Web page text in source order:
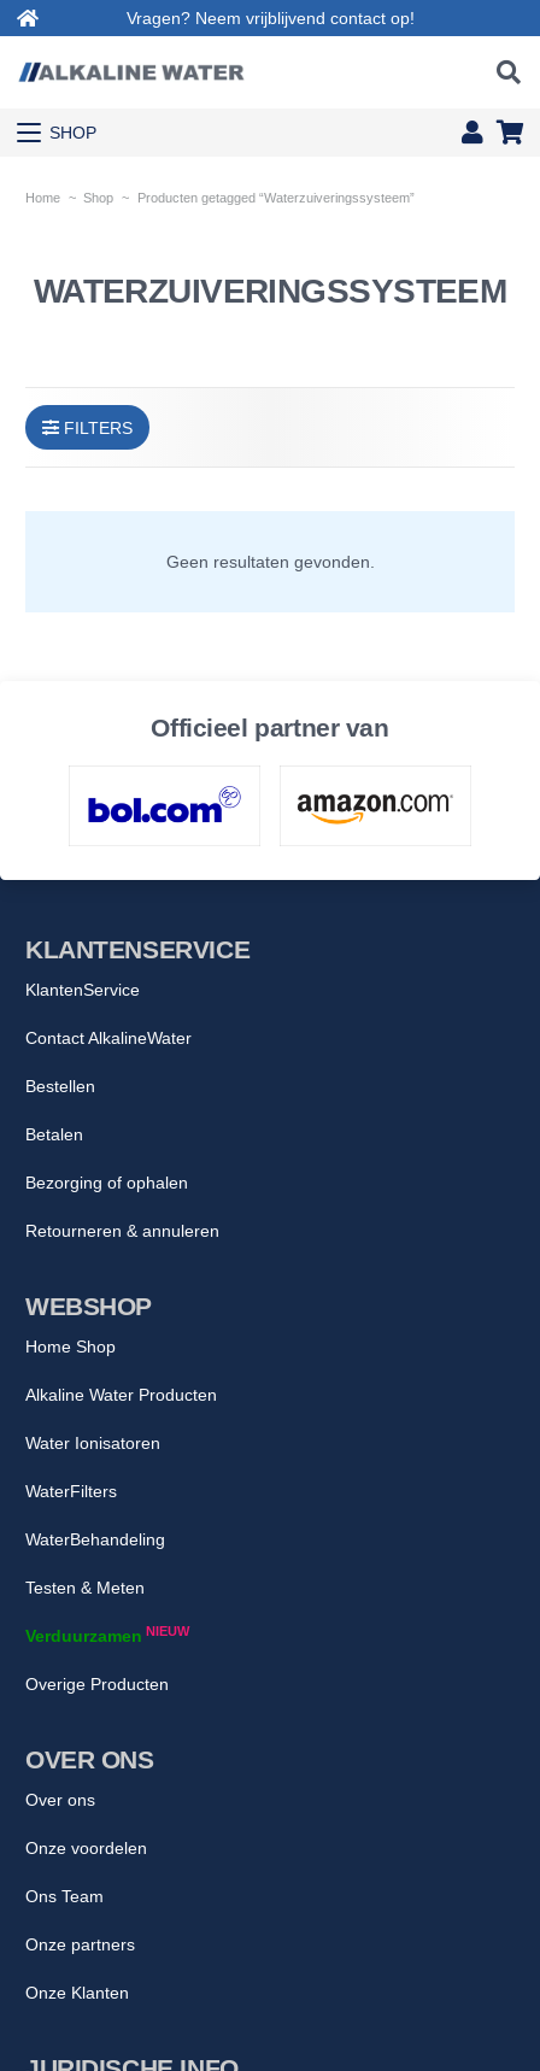
Vragen? Neem vrijblijvend contact op!
SHOP
Home ~ Shop ~ Producten getagged “Waterzuiveringssysteem”
WATERZUIVERINGSSYSTEEM
FILTERS
Geen resultaten gevonden.
Officieel partner van
WEBSHOP
Home Shop
Alkaline Water Producten
Water Ionisatoren
WaterFilters
WaterBehandeling
Testen & Meten
Verduurzamen NIEUW
Overige Producten
OVER ONS
Over ons
Onze voordelen
Ons Team
Onze partners
Onze Klanten
KLANTENSERVICE
KlantenService
Contact AlkalineWater
Bestellen
Betalen
Bezorging of ophalen
Retourneren & annuleren